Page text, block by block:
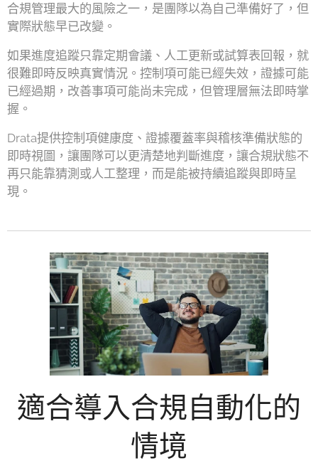
合規管理最大的風險之一，是團隊以為自己準備好了，但
實際狀態早已改變。
如果進度追蹤只靠定期會議、人工更新或試算表回報，就
很難即時反映真實情況。控制項可能已經失效，證據可能
已經過期，改善事項可能尚未完成，但管理層無法即時掌
握。
Drata提供控制項健康度、證據覆蓋率與稽核準備狀態的
即時視圖，讓團隊可以更清楚地判斷進度，讓合規狀態不
再只能靠猜測或人工整理，而是能被持續追蹤與即時呈
現。
適合導入合規自動化的
情境